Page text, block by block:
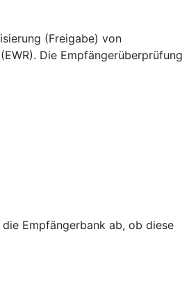
(Freigabe) von
Die Empfängerüberprüfung
Empfängerbank ab, ob diese